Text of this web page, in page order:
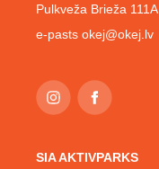
Pulkveža Brieža 111A
e-pasts okej@okej.lv
SIA AKTIVPARKS